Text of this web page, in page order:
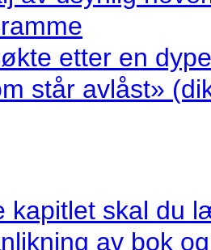
etter en
står avlåst»
kapitlet skal du
av bok